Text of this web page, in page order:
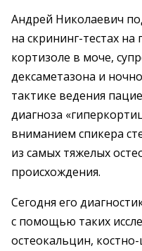
Андрей Николаевич
на скрининг-тестах
кортизоле в моче,
дексаметазона и
тактике ведения
диагноза
вниманием спикера
из самых тяжелых
происхождения.
Сегодня его
с помощью таких
остеокальцин,